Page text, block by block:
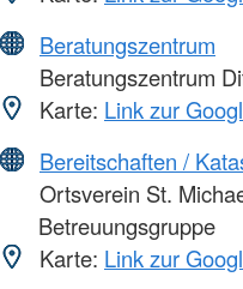
Beratungszentrum
Beratungszentrum
Karte: Link zur
Bereitschaften /
Ortsverein St.
Betreuungsgruppe
Karte: Link zur